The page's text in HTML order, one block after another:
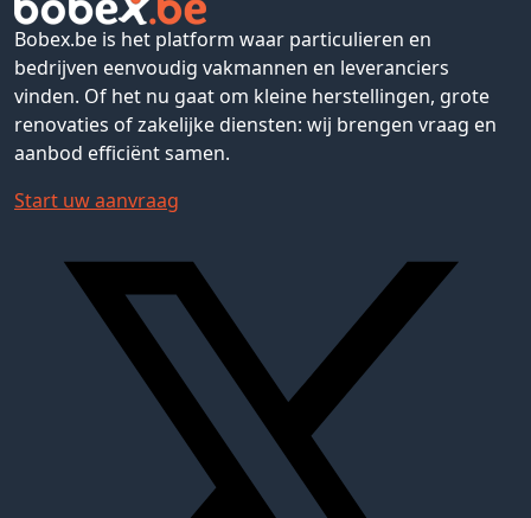
Bobex.be is het platform waar particulieren en
bedrijven eenvoudig vakmannen en leveranciers
vinden. Of het nu gaat om kleine herstellingen, grote
renovaties of zakelijke diensten: wij brengen vraag en
aanbod efficiënt samen.
Start uw aanvraag